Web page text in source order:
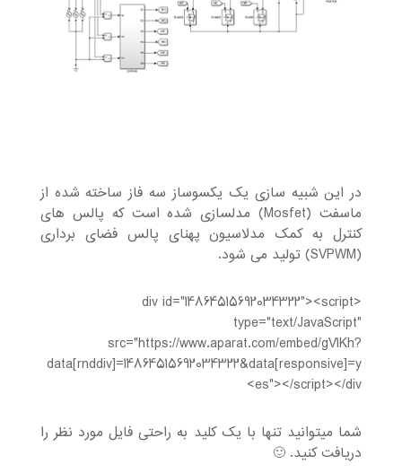
در این شبیه سازی یک یکسوساز سه فاز ساخته شده از
ماسفت (Mosfet) مدلسازی شده است که پالس های
کنترل به کمک مدلاسیون پهنای پالس فضای برداری
(SVPWM) تولید می شود.
<div id="14864515692034322"><script
type="text/JavaScript"
src="https://www.aparat.com/embed/gV1Kh?
data[rnddiv]=14864515692034322&data[responsive]=y
es"></script></div>
شما میتوانید تنها با یک کلید به راحتی فایل مورد نظر را
دریافت کنید. 🙂